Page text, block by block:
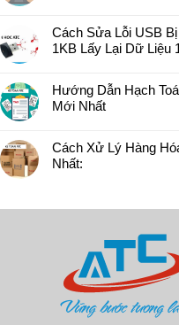
Cách Sửa Lỗi USB
1KB Lấy Lại Dữ Liệu
Hướng Dẫn Hạch
Mới Nhất
Cách Xử Lý Hàng
Nhất: